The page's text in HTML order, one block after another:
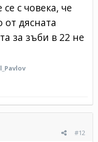
с човека, че
дясната
за зъби в 22 не
#12